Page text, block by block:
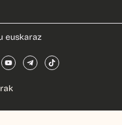
euskaraz